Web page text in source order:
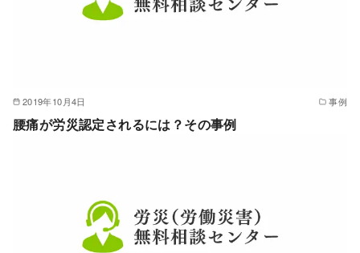
2019年10月4日 事例
腰痛が労災認定されるには？その事例